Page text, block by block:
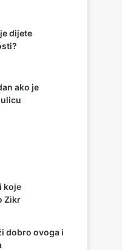
dijete
ako je
koje
Zikr
dobro ovoga i